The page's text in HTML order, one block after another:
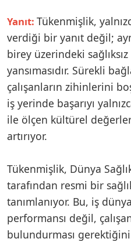
Yanıt: Tükenmişlik,
verdiği bir yanıt değil;
birey üzerindeki
yansımasıdır. Sürekli
çalışanların zihinlerini
iş yerinde başarıyı
ile ölçen kültürel
artırıyor.
Tükenmişlik, Dünya
tarafından resmi bir
tanımlanıyor. Bu, iş
performansı değil,
bulundurması